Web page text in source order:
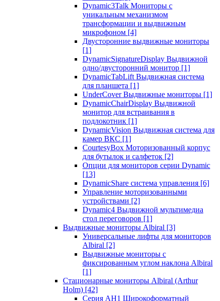
Dynamic3Talk Мониторы с
уникальным механизмом
трансформации и выдвижным
микрофоном [4]
Двусторонние выдвижные мониторы
[1]
DynamicSignatureDisplay Выдвижной
одно/двусторонний монитор [1]
DynamicTabLift Выдвижная система
для планшета [1]
UnderCover Выдвижные мониторы [1]
DynamicChairDisplay Выдвижной
монитор для встраивания в
подлокотник [1]
DynamicVision Выдвижная система для
камер ВКС [1]
CourtesyBox Моторизованный корпус
для бутылок и салфеток [2]
Опции для мониторов серии Dynamic
[13]
DynamicShare система управления [6]
Управление моторизованными
устройствами [2]
Dynamic4 Выдвижной мультимедиа
стол переговоров [1]
Выдвижные мониторы Albiral [3]
Универсальные лифты для мониторов
Albiral [2]
Выдвижные мониторы с
фиксированным углом наклона Albiral
[1]
Стационарные мониторы Albiral (Arthur
Holm) [42]
Серия AH1 Широкоформатный